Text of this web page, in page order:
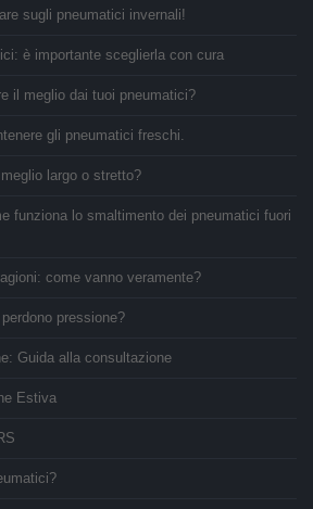
sugli pneumatici invernali!
è importante sceglierla con cura
il meglio dai tuoi pneumatici?
gli pneumatici freschi.
largo o stretto?
funziona lo smaltimento dei pneumatici fuori
come vanno veramente?
pressione?
Guida alla consultazione
Estiva